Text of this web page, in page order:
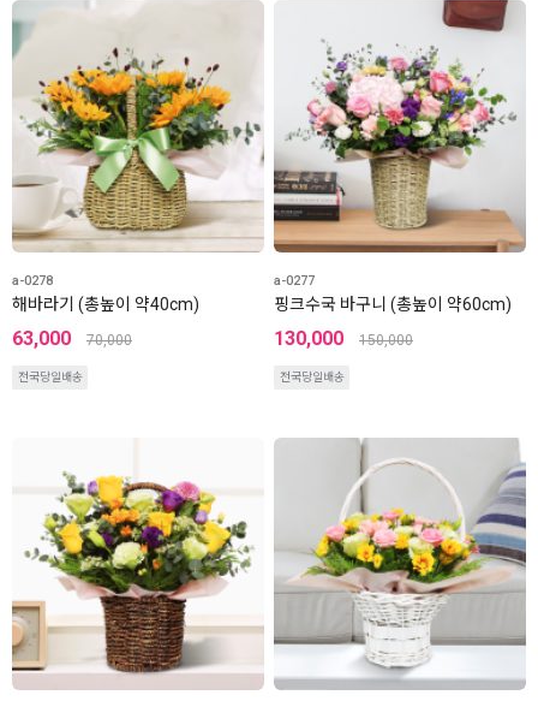
a-0278
해바라기 (총높이 약40cm)
63,000 70,000
전국당일배송
a-0277
핑크수국 바구니 (총높이 약60cm)
130,000 150,000
전국당일배송